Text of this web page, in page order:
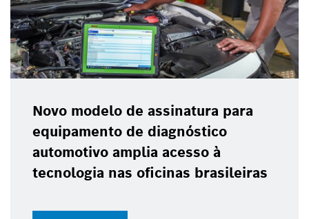
Novo modelo de assinatura para
equipamento de diagnóstico
automotivo amplia acesso à
tecnologia nas oficinas brasileiras